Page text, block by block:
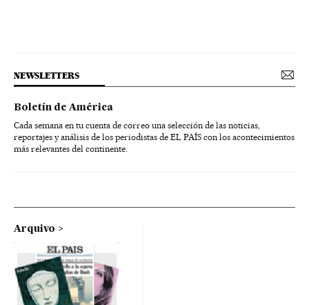
NEWSLETTERS
Boletín de América
Cada semana en tu cuenta de correo una selección de las noticias,
reportajes y análisis de los periodistas de EL PAÍS con los acontecimientos
más relevantes del continente.
Arquivo